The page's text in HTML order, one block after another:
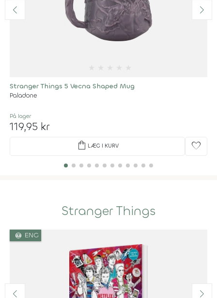
Stranger Things 5 Vecna Shaped Mug
Paladone
På lager
119,95 kr
shopping_bag LÆG I KURV favorite
Stranger Things
language ENG